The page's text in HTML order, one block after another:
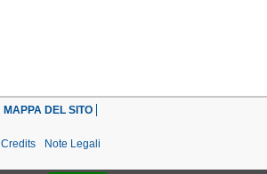
MAPPA DEL SITO
Credits Note Legali